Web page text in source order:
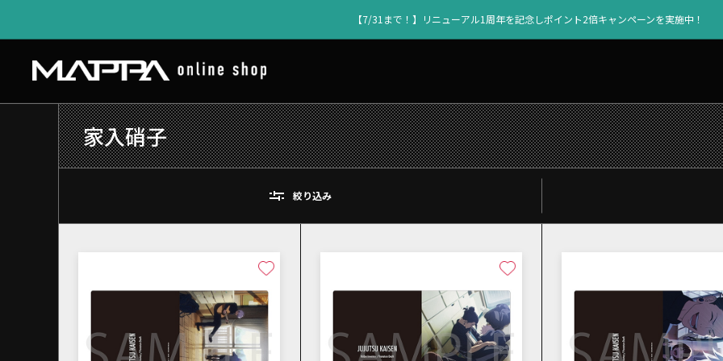
【7/31まで！】リニューアル1周年を記念しポイント2倍キャンペーンを実施中！
家入硝子
絞り込み